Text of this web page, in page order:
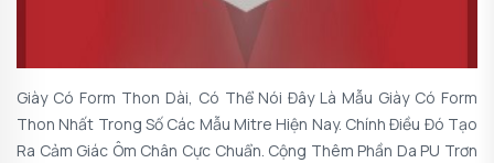
Giày Có Form Thon Dài, Có Thể Nói Đây Là Mẫu Giày Có Form
Thon Nhất Trong Số Các Mẫu Mitre Hiện Nay. Chính Điều Đó Tạo
Ra Cảm Giác Ôm Chân Cực Chuẩn. Cộng Thêm Phần Da PU Trơn